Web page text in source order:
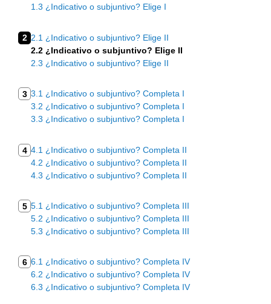
1.3 ¿Indicativo o subjuntivo? Elige I
2 2.1 ¿Indicativo o subjuntivo? Elige II
2.2 ¿Indicativo o subjuntivo? Elige II
2.3 ¿Indicativo o subjuntivo? Elige II
3 3.1 ¿Indicativo o subjuntivo? Completa I
3.2 ¿Indicativo o subjuntivo? Completa I
3.3 ¿Indicativo o subjuntivo? Completa I
4 4.1 ¿Indicativo o subjuntivo? Completa II
4.2 ¿Indicativo o subjuntivo? Completa II
4.3 ¿Indicativo o subjuntivo? Completa II
5 5.1 ¿Indicativo o subjuntivo? Completa III
5.2 ¿Indicativo o subjuntivo? Completa III
5.3 ¿Indicativo o subjuntivo? Completa III
6 6.1 ¿Indicativo o subjuntivo? Completa IV
6.2 ¿Indicativo o subjuntivo? Completa IV
6.3 ¿Indicativo o subjuntivo? Completa IV